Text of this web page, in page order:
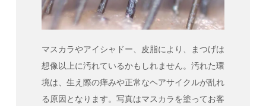
マスカラやアイシャドー、皮脂により、まつげは
想像以上に汚れているかもしれません。汚れた環
境は、生え際の痒みや正常なヘアサイクルが乱れ
る原因となります。写真はマスカラを塗ってお客